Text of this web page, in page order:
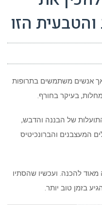
הזו
אך אנשים משתמשים בתרופות
בעיקר בחורף.
של הבננה והדבש,
המעצבנים והברונכיטיס
להכנה. ועכשיו שהסתיו
בזמן טוב יותר.